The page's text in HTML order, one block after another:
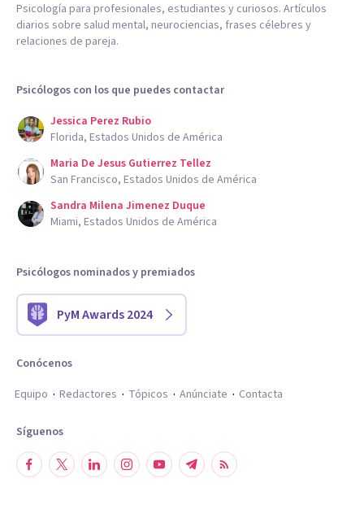
Psicología para profesionales, estudiantes y curiosos. Artículos
diarios sobre salud mental, neurociencias, frases célebres y
relaciones de pareja.
Psicólogos con los que puedes contactar
Jessica Perez Rubio
Florida, Estados Unidos de América
Maria De Jesus Gutierrez Tellez
San Francisco, Estados Unidos de América
Sandra Milena Jimenez Duque
Miami, Estados Unidos de América
Psicólogos nominados y premiados
PyM Awards 2024
Conócenos
Equipo
Redactores Tópicos Anúnciate Contacta
Síguenos